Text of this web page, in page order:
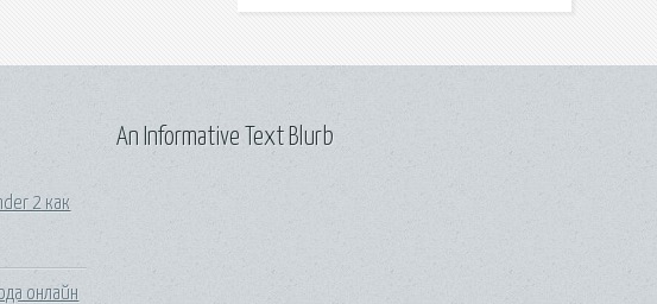
2 как
онлайн
An Informative Text Blurb